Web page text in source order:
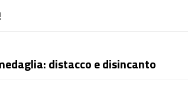
distacco e disincanto